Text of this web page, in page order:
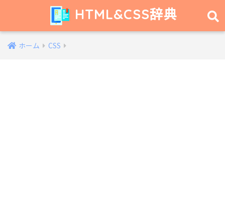
HTML&CSS辞典
ホーム CSS